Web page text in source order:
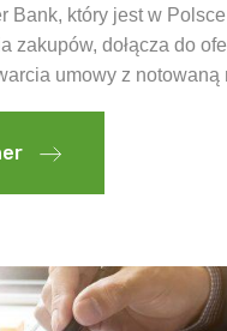
Bank, który jest w
zakupów, dołącza do
umowy z notowaną